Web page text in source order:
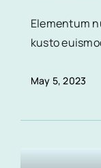
Elementum
kusto
May 5, 2023